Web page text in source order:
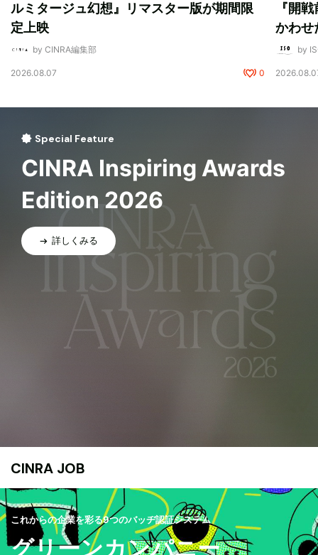
ルミタージュ幻想』リマスター版が期間限
定上映
by CINRA編集部
2026.08.07 0
『開
かわせ
by
Special Feature
CINRA Inspiring Awards
Edition 2026
詳しくみる
CINRA JOB
これからの企業を彩る9つのバッヂ認証システム
グリーンカンパニー